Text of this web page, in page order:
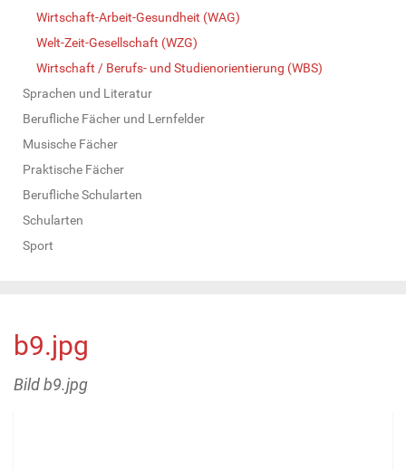
Wirtschaft-Arbeit-Gesundheit (WAG)
Welt-Zeit-Gesellschaft (WZG)
Wirtschaft / Berufs- und Studienorientierung (WBS)
Sprachen und Literatur
Berufliche Fächer und Lernfelder
Musische Fächer
Praktische Fächer
Berufliche Schularten
Schularten
Sport
b9.jpg
Bild b9.jpg